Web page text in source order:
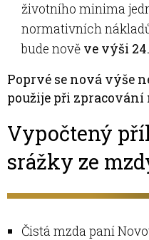
životního minima
normativních
bude nově ve výši
Poprvé se nová výše
použije při zpracování
Vypočtený
srážky ze
Čistá mzda paní